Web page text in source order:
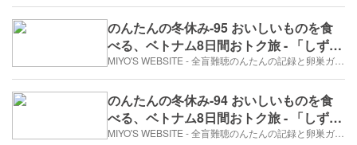
のんたんの冬休み-95 おいしいものを食
べる、ベトナム8日間おトク旅 - 「しずか
に、だよ…。」（2017年12月30日/7日
め）
のんたんの冬休み-94 おいしいものを食
べる、ベトナム8日間おトク旅 - 「しずか
に！^^」（2017年12月30日/7日め）